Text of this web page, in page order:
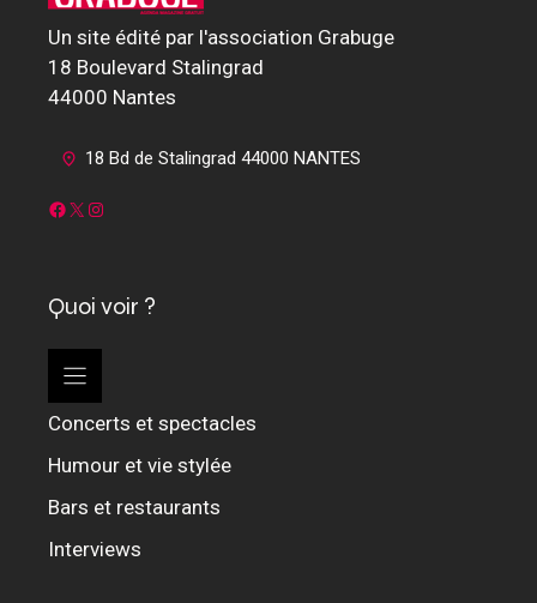
Un site édité par l'association Grabuge
18 Boulevard Stalingrad
44000 Nantes
18 Bd de Stalingrad 44000 NANTES
Facebook
X Instagram
Quoi voir ?
Concerts et spectacles
Humour et vie stylée
Bars et restaurants
Interviews